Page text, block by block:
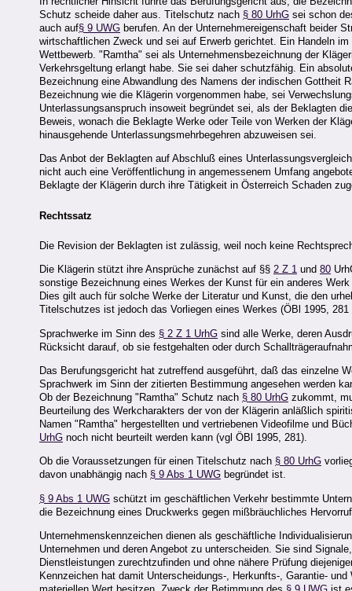
Schutz scheide daher aus. Titelschutz nach § 80 UrhG sei schon
auch auf§ 9 UWG berufen. An der Unternehmereigenschaft beider
wirtschaftlichen Zweck und sei auf Erwerb gerichtet. Ein Handeln
Wettbewerb. "Ramtha" sei als Unternehmensbezeichnung der
Verkehrsgeltung erlangt habe. Sie sei daher schutzfähig. Ein
Bezeichnung eine Abwandlung des Namens der indischen Gottheit
Bezeichnung wie die Klägerin vorgenommen habe, sei
Unterlassungsanspruch insoweit begründet sei, als der Beklagten
Beweis, wonach die Beklagte Werke oder Teile von Werken der
hinausgehende Unterlassungsmehrbegehren abzuweisen sei.
Das Anbot der Beklagten auf Abschluß eines
nicht auch eine Veröffentlichung in angemessenem Umfang
Beklagte der Klägerin durch ihre Tätigkeit in Österreich Schaden
Rechtssatz
Die Revision der Beklagten ist zulässig, weil noch keine
Die Klägerin stützt ihre Ansprüche zunächst auf §§ 2 Z 1 und 80
sonstige Bezeichnung eines Werkes der Kunst für ein anderes
Dies gilt auch für solche Werke der Literatur und Kunst, die den
Titelschutzes ist jedoch das Vorliegen eines Werkes (ÖBl 1995,
Sprachwerke im Sinn des § 2 Z 1 UrhG sind alle Werke, deren
Rücksicht darauf, ob sie festgehalten oder durch
Das Berufungsgericht hat zutreffend ausgeführt, daß das einzelne
Sprachwerk im Sinn der zitierten Bestimmung angesehen werden
Ob der Bezeichnung "Ramtha" Schutz nach § 80 UrhG zukommt,
Beurteilung des Werkcharakters der von der Klägerin anläßlich
Namen "Ramtha" hergestellten und vertriebenen Videofilme und
UrhG noch nicht beurteilt werden kann (vgl ÖBl 1995, 281).
Ob die Voraussetzungen für einen Titelschutz nach § 80 UrhG
davon unabhängig nach § 9 Abs 1 UWG begründet ist.
§ 9 Abs 1 UWG schützt im geschäftlichen Verkehr bestimmte
die Bezeichnung eines Druckwerks gegen mißbräuchliches
Unternehmenskennzeichen dienen als geschäftliche
Unternehmen und deren Angebot zu unterscheiden. Sie sind
Dienstleistungen zurechtzufinden und ohne nähere Prüfung
Kennzeichen hat damit Unterscheidungs-, Herkunfts-, Garantie-